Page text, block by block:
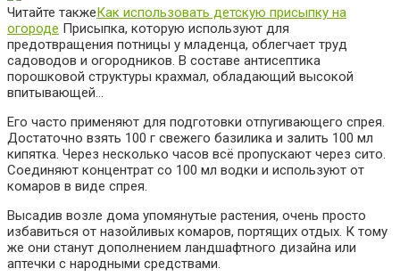
Читайте также Как использовать детскую присыпку на
огороде Присыпка, которую используют для
предотвращения потницы у младенца, облегчает труд
садоводов и огородников. В составе антисептика
порошковой структуры крахмал, обладающий высокой
впитывающей…
Его часто применяют для подготовки отпугивающего спрея.
Достаточно взять 100 г свежего базилика и залить 100 мл
кипятка. Через несколько часов всё пропускают через сито.
Соединяют концентрат со 100 мл водки и используют от
комаров в виде спрея.
Высадив возле дома упомянутые растения, очень просто
избавиться от назойливых комаров, портящих отдых. К тому
же они станут дополнением ландшафтного дизайна или
аптечки с народными средствами.